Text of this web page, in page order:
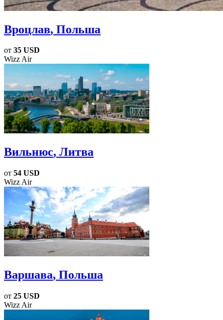
Вроцлав, Польша
от 35 USD
Wizz Air
Вильнюс, Литва
от 54 USD
Wizz Air
Варшава, Польша
от 25 USD
Wizz Air